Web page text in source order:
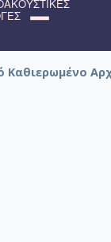
Καθιερωμένο